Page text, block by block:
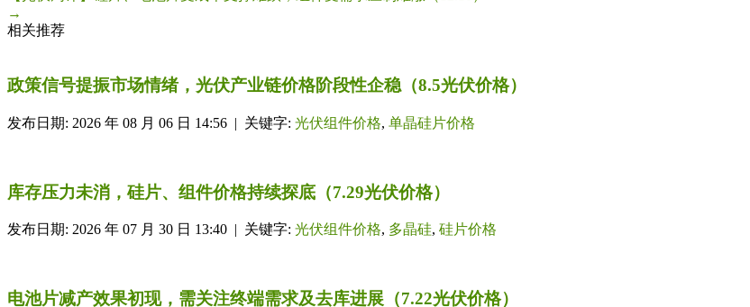
→
相关推荐
政策信号提振市场情绪，光伏产业链价格阶段性企稳（8.5光伏价格）
发布日期: 2026 年 08 月 06 日 14:56 | 关键字: 光伏组件价格, 单晶硅片价格
库存压力未消，硅片、组件价格持续探底（7.29光伏价格）
发布日期: 2026 年 07 月 30 日 13:40 | 关键字: 光伏组件价格, 多晶硅, 硅片价格
电池片减产效果初现，需关注终端需求及去库进展（7.22光伏价格）